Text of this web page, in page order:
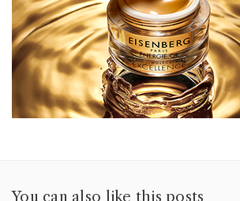
You can also like this posts